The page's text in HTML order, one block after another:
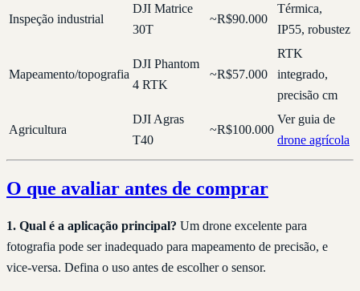
Inspeção industrial
DJI Matrice
30T
~R$90.000
Térmica,
IP55, robustez
Mapeamento/topografia
DJI Phantom
4 RTK
~R$57.000
RTK
integrado,
precisão cm
Agricultura
DJI Agras
T40
~R$100.000
Ver guia de
drone agrícola
O que avaliar antes de comprar
1. Qual é a aplicação principal? Um drone excelente para
fotografia pode ser inadequado para mapeamento de precisão, e
vice-versa. Defina o uso antes de escolher o sensor.